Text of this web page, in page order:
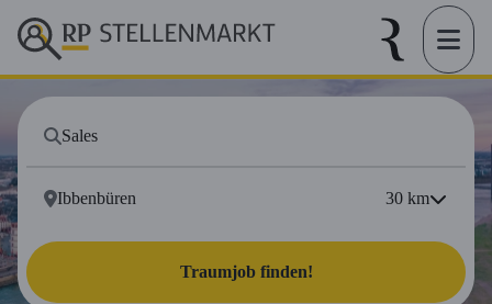
30 km
Traumjob finden!